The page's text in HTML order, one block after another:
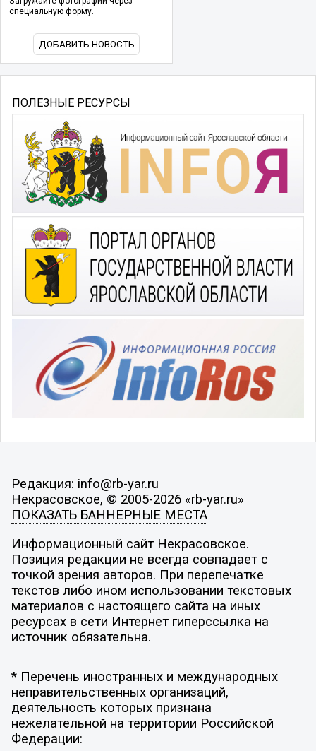
специальную форму.
ДОБАВИТЬ НОВОСТЬ
ПОЛЕЗНЫЕ РЕСУРСЫ
Редакция: info@rb-yar.ru
Некрасовское, © 2005-2026 «rb-yar.ru»
ПОКАЗАТЬ БАННЕРНЫЕ МЕСТА
Информационный сайт Некрасовское.
Позиция редакции не всегда совпадает с
точкой зрения авторов. При перепечатке
текстов либо ином использовании текстовых
материалов с настоящего сайта на иных
ресурсах в сети Интернет гиперссылка на
источник обязательна.
* Перечень иностранных и международных
неправительственных организаций,
деятельность которых признана
нежелательной на территории Российской
Федерации: